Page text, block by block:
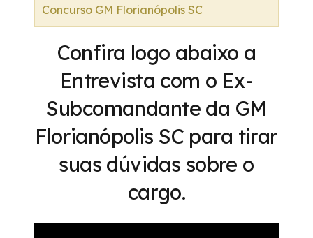
Concurso GM Florianópolis SC
Confira logo abaixo a
Entrevista com o Ex-
Subcomandante da GM
Florianópolis SC para tirar
suas dúvidas sobre o
cargo.